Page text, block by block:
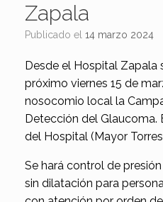
Zapala
Publicado el 14 marzo 2024
Desde el Hospital Zapala
próximo viernes 15 de
nosocomio local la
Detección del Glaucoma.
del Hospital (Mayor Torres
Se hará control de
sin dilatación para